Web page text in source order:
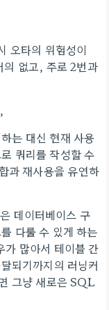
오타의 위험성이
의 없고, 주로 2번과
는 대신 현재 사용
쿼리를 작성할 수
과 재사용을 유연하
이터베이스 구
다룰 수 있게 하는
가 많아서 테이블 간
되기까지의 러닝커
그냥 새로은 SQL